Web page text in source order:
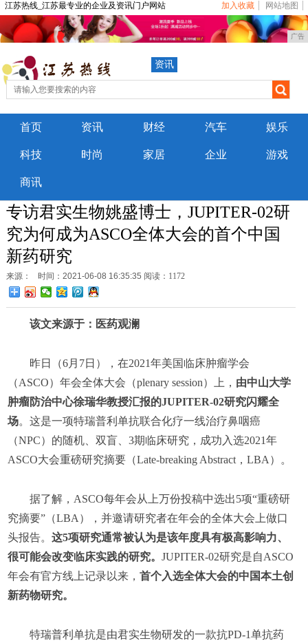
江苏热线_江苏最专业的企业及资讯门户网站 加入收藏 网站地图
广告
资讯
首页 资讯 财经 汽车 娱乐
科技 时尚 家居 企业 游戏
商讯
专访君实生物姚盛博士，JUPITER-02研
究为何成为ASCO全体大会的首个中国
新药研究
来源： 时间：2021-06-08 16:35:35 阅读：1172
该文来源于：医药观澜
昨日（6月7日），在2021年美国临床肿瘤学会
（ASCO）年会全体大会（plenary session）上， 由中山大学
肿瘤防治中心徐瑞华教授汇报的JUPITER-02研究闪耀全
场。这是一项特瑞普利单抗联合化疗一线治疗鼻咽癌
（NPC）的随机、双盲、3期临床研究，成功入选2021年
ASCO大会重磅研究摘要（Late-breaking Abstract，LBA）。
据了解，ASCO每年会从上万份投稿中选出5项“重磅研
究摘要”（LBA），并邀请研究者在年会的全体大会上做口
头报告。 这5项研究通常被认为是该年度具有极高影响力、
很可能会改变临床实践的研究。 JUPITER-02研究是自ASCO
年会有官方线上记录以来， 首个入选全体大会的中国本土创
新药物研究。
特瑞普利单抗是由君实生物研发的一款抗PD-1单抗药